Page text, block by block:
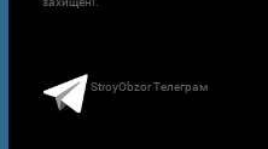
StroyObzor Телеграм